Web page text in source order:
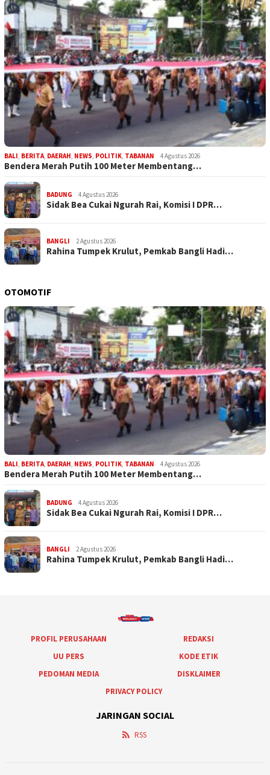
BALI, BERITA, DAERAH, NEWS, POLITIK, TABANAN 4 Agustus 2026
Bendera Merah Putih 100 Meter Membentang…
BADUNG 4 Agustus 2026
Sidak Bea Cukai Ngurah Rai, Komisi I DPR…
BANGLI 2 Agustus 2026
Rahina Tumpek Krulut, Pemkab Bangli Hadi…
OTOMOTIF
BALI, BERITA, DAERAH, NEWS, POLITIK, TABANAN 4 Agustus 2026
Bendera Merah Putih 100 Meter Membentang…
BADUNG 4 Agustus 2026
Sidak Bea Cukai Ngurah Rai, Komisi I DPR…
BANGLI 2 Agustus 2026
Rahina Tumpek Krulut, Pemkab Bangli Hadi…
PROFIL PERUSAHAAN
REDAKSI
UU PERS
KODE ETIK
PEDOMAN MEDIA
DISKLAIMER
PRIVACY POLICY
JARINGAN SOCIAL
RSS